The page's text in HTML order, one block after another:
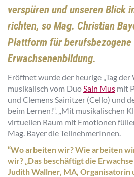
verspüren und unseren Blick
richten, so Mag. Christian
Plattform für berufsbezogene
Erwachsenenbildung.
Eröffnet wurde der heurige „Tag
musikalisch vom DuoSain Mus mit
und Clemens Sainitzer (Cello) und
beim Lernen!“. „Mit musikalischen
virtuellen Raum mit Emotionen
Mag. Bayer die TeilnehmerInnen.
“Wo arbeiten wir? Wie arbeiten
wir? „Das beschäftigt die
Judith Wallner, MA,